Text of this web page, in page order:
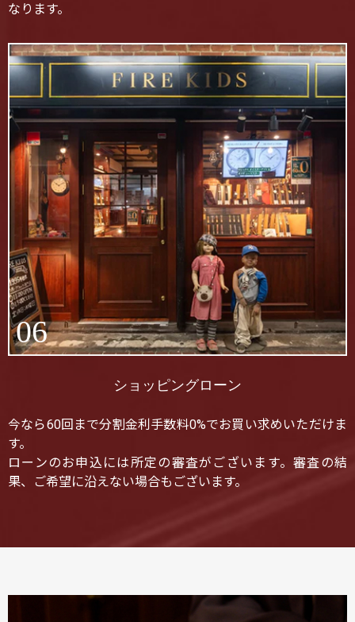
なります。
06
ショッピングローン
今なら60回まで分割金利手数料0%でお買い求めいただけま
す。
ローンのお申込には所定の審査がございます。審査の結
果、ご希望に沿えない場合もございます。